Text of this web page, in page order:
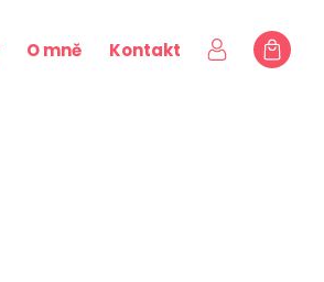
O mně Kontakt